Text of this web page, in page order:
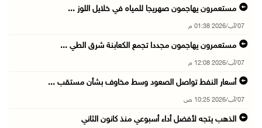
مستعمرون يهاجمون صهريجا للمياه في خلايل اللوز ...
07/آب/2026 01:38 م
مستعمرون يهاجمون مجددا تجمع الكعابنة شرق الطي ...
07/آب/2026 12:08 م
أسعار النفط تواصل الصعود وسط مخاوف بشأن مستقب ...
07/آب/2026 10:25 ص
الذهب يتجه لأفضل أداء أسبوعي منذ كانون الثاني